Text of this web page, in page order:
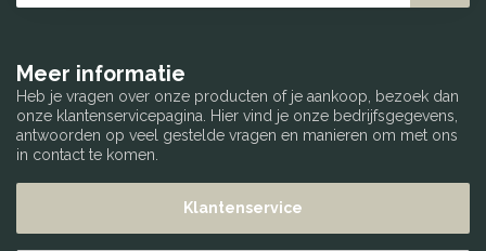
Meer informatie
Heb je vragen over onze producten of je aankoop, bezoek dan
onze klantenservicepagina. Hier vind je onze bedrijfsgegevens,
antwoorden op veel gestelde vragen en manieren om met ons
in contact te komen.
Klantenservice